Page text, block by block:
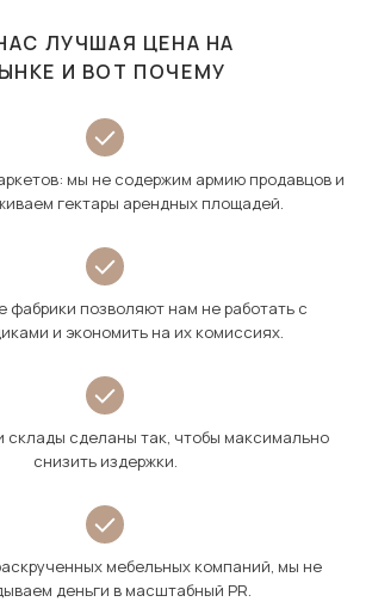
ЛУЧШАЯ ЦЕНА НА
И ВОТ ПОЧЕМУ
мы не содержим армию продавцов и
гектары арендных площадей.
фабрики позволяют нам не работать с
и экономить на их комиссиях.
склады сделаны так, чтобы максимально
снизить издержки.
мебельных компаний, мы не
деньги в масштабный PR.